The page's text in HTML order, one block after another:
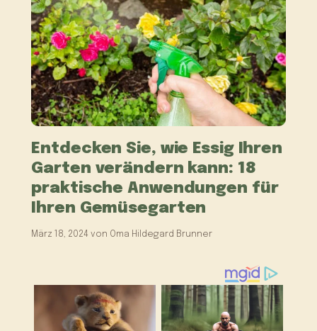
Entdecken Sie, wie Essig Ihren
Garten verändern kann: 18
praktische Anwendungen für
Ihren Gemüsegarten
März 18, 2024 von Oma Hildegard Brunner